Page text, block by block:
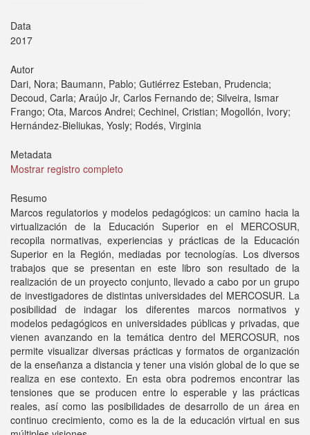
Data
2017
Autor
Dari, Nora; Baumann, Pablo; Gutiérrez Esteban, Prudencia;
Decoud, Carla; Araújo Jr, Carlos Fernando de; Silveira, Ismar
Frango; Ota, Marcos Andrei; Cechinel, Cristian; Mogollón, Ivory;
Hernández-Bieliukas, Yosly; Rodés, Virginia
Metadata
Mostrar registro completo
Resumo
Marcos regulatorios y modelos pedagógicos: un camino hacia la
virtualización de la Educación Superior en el MERCOSUR,
recopila normativas, experiencias y prácticas de la Educación
Superior en la Región, mediadas por tecnologías. Los diversos
trabajos que se presentan en este libro son resultado de la
realización de un proyecto conjunto, llevado a cabo por un grupo
de investigadores de distintas universidades del MERCOSUR. La
posibilidad de indagar los diferentes marcos normativos y
modelos pedagógicos en universidades públicas y privadas, que
vienen avanzando en la temática dentro del MERCOSUR, nos
permite visualizar diversas prácticas y formatos de organización
de la enseñanza a distancia y tener una visión global de lo que se
realiza en ese contexto. En esta obra podremos encontrar las
tensiones que se producen entre lo esperable y las prácticas
reales, así como las posibilidades de desarrollo de un área en
continuo crecimiento, como es la de la educación virtual en sus